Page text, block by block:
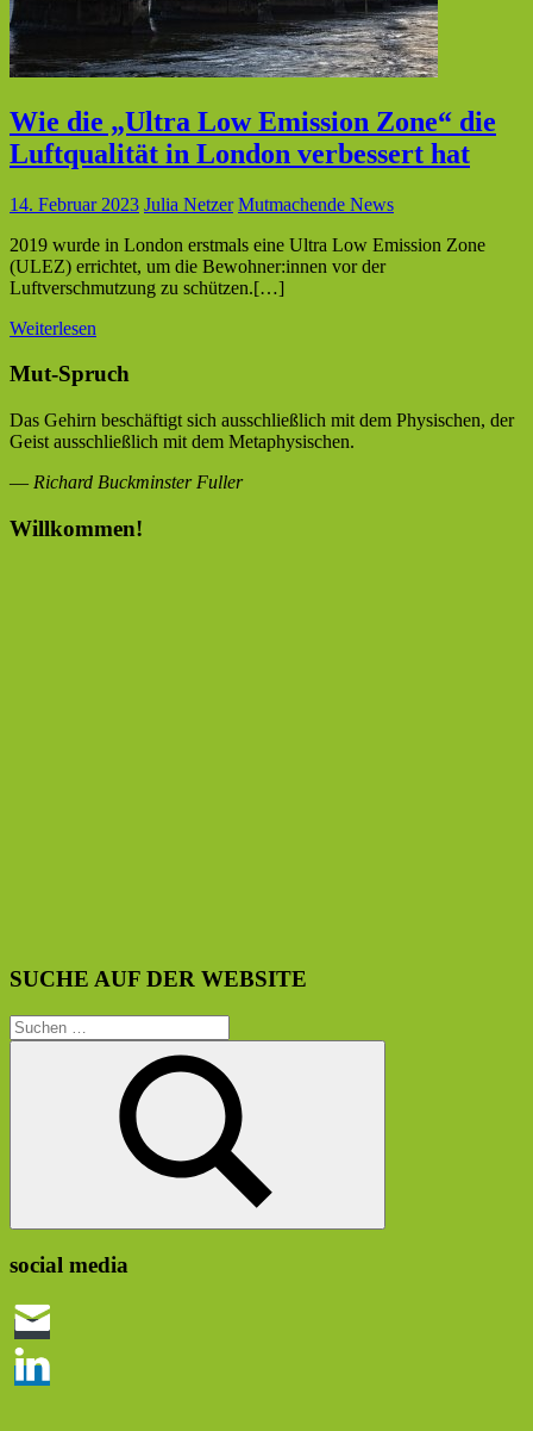
Wie die „Ultra Low Emission Zone“ die
Luftqualität in London verbessert hat
14. Februar 2023 Julia Netzer Mutmachende News
2019 wurde in London erstmals eine Ultra Low Emission Zone
(ULEZ) errichtet, um die Bewohner:innen vor der
Luftverschmutzung zu schützen.[…]
Weiterlesen
Mut-Spruch
Das Gehirn beschäftigt sich ausschließlich mit dem Physischen, der
Geist ausschließlich mit dem Metaphysischen.
— Richard Buckminster Fuller
Willkommen!
SUCHE AUF DER WEBSITE
Suchen
nach:
Suchen
social media